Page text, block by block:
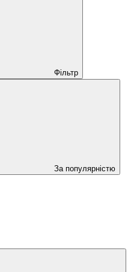
Фільтр
За популярністю